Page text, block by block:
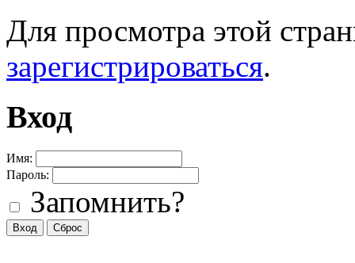
Для просмотра этой
зарегистрироваться.
Вход
Имя:
Пароль:
Запомнить?